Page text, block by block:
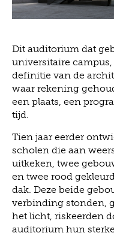
Dit auditorium dat
universitaire
definitie van de
waar rekening
een plaats, een
tijd.
Tien jaar eerder
scholen die aan
uitkeken, twee
en twee rood
dak. Deze beide
verbinding stonden,
het licht, riskeerden
auditorium hun